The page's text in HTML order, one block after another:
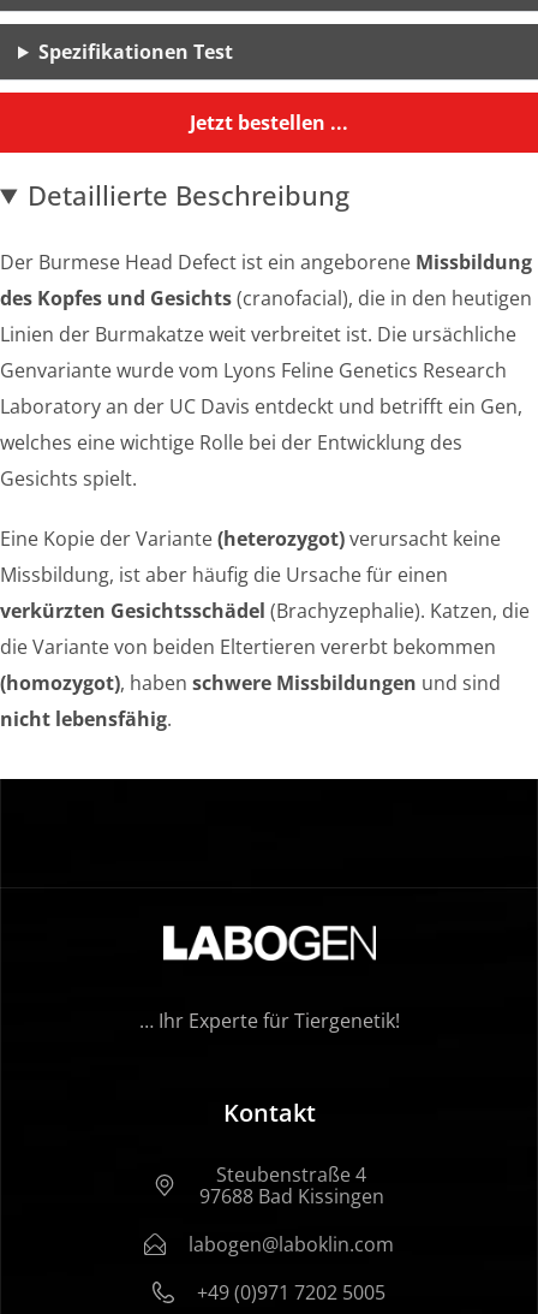
Spezifikationen Test
Jetzt bestellen ...
Detaillierte Beschreibung
Der Burmese Head Defect ist ein angeborene Missbildung
des Kopfes und Gesichts(cranofacial), die in den heutigen
Linien der Burmakatze weit verbreitet ist. Die ursächliche
Genvariante wurde vom Lyons Feline Genetics Research
Laboratory an der UC Davis entdeckt und betrifft ein Gen,
welches eine wichtige Rolle bei der Entwicklung des
Gesichts spielt.
Eine Kopie der Variante(heterozygot)verursacht keine
Missbildung, ist aber häufig die Ursache für einen
verkürzten Gesichtsschädel (Brachyzephalie). Katzen, die
die Variante von beiden Eltertieren vererbt bekommen
(homozygot), haben schwere Missbildungen und sind
nicht lebensfähig.
… Ihr Experte für Tiergenetik!
Kontakt
Steubenstraße 4
97688 Bad Kissingen
labogen@laboklin.com
+49 (0)971 7202 5005